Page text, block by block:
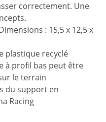
correctement. Une
: 15,5 x 12,5 x
plastique recyclé
à profil bas peut être
le terrain
du support en
Racing